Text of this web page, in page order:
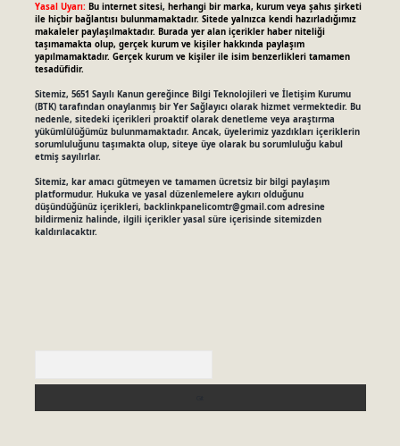
Yasal Uyarı: Bu internet sitesi, herhangi bir marka, kurum veya şahıs şirketi
ile hiçbir bağlantısı bulunmamaktadır. Sitede yalnızca kendi hazırladığımız
makaleler paylaşılmaktadır. Burada yer alan içerikler haber niteliği
taşımamakta olup, gerçek kurum ve kişiler hakkında paylaşım
yapılmamaktadır. Gerçek kurum ve kişiler ile isim benzerlikleri tamamen
tesadüfidir.
Sitemiz, 5651 Sayılı Kanun gereğince Bilgi Teknolojileri ve İletişim Kurumu
(BTK) tarafından onaylanmış bir Yer Sağlayıcı olarak hizmet vermektedir. Bu
nedenle, sitedeki içerikleri proaktif olarak denetleme veya araştırma
yükümlülüğümüz bulunmamaktadır. Ancak, üyelerimiz yazdıkları içeriklerin
sorumluluğunu taşımakta olup, siteye üye olarak bu sorumluluğu kabul
etmiş sayılırlar.
Sitemiz, kar amacı gütmeyen ve tamamen ücretsiz bir bilgi paylaşım
platformudur. Hukuka ve yasal düzenlemelere aykırı olduğunu
düşündüğünüz içerikleri, backlinkpanelicomtr@gmail.comadresine
bildirmeniz halinde, ilgili içerikler yasal süre içerisinde sitemizden
kaldırılacaktır.